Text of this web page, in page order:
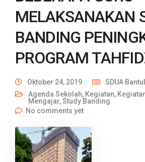
MELAKSANAKAN
BANDING
PROGRAM
Oktober 24, 2019
SDUA Bantul
Agenda Sekolah, Kegiatan,
Mengajar,Study Banding
No comments yet